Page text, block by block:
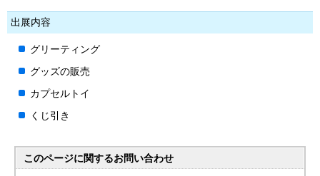
出展内容
グリーティング
グッズの販売
カプセルトイ
くじ引き
このページに関するお問い合わせ